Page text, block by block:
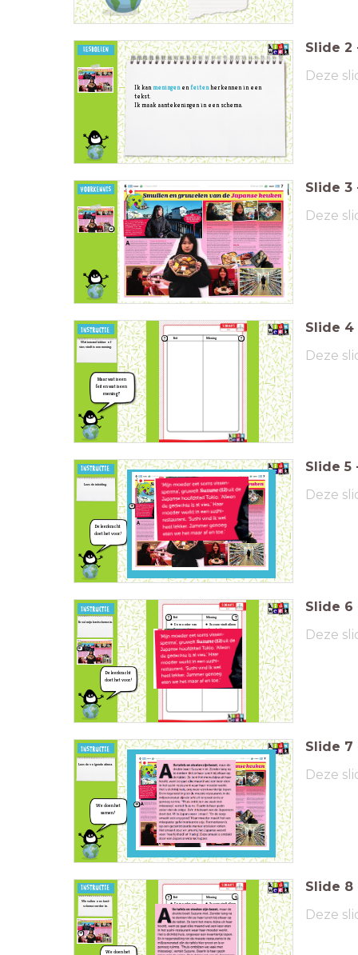
Ik kanmeningen enfeitenherkennen in een
tekst.
Ik maak aantekeningen in een schema.
Slide 2
Deze
Wat vond Suzune
lekkereten en wat
vond ze vies?
Wat zijn
overeenkomsten tussen
jouw eetgewoonten en
die van Suzune?
En wat zijn de
verschillen?
Slide 3
Deze
Maar wat is een
feit en wat is een
mening?
Wat iemand lekker of
vies vindt is een mening.
Feit Mening
Slide 4
Deze
De leerkracht
doet het voor!
Lees de inleiding.
Slide 5
Deze
De leerkracht
doet het voor!
Ik vul mijn kastschema in.
Feit
Mening
De moeder van
Suzune eet soms
vissensperma.
Suzune is 12 jaar
oud.
Suzune komt uit de
Japanse hoofdstad
Tokio.
Suzune's moeder
werkt in een sushi-
restaurant.
Suzune vindt alleen
de gedachte
aanvissensperma
Suzune vindt
sushilekker en ze
vindt het jammer dat
ze het maar af en
toe eet.
Slide 6
Deze
We doen het
samen!
Lees de volgende alinea.
Slide 7
Deze
We doen het
We vullen ons kast-
schema verder in.
Feit
Mening
De moeder van
Suzune eet soms
vissensperma.
Suzune is 12 jaar
oud.
Suzune komt uit de
Japanse hoofdstad
Tokio.
Suzune's moeder
werkt in een sushi-
restaurant.
Suzune vindt alleen
de gedachte
aanvissensperma
vies.
Suzune vindt
sushilekker en ze
vindt het jammer dat
ze het maar af en
toe eet.
Slide 8
Deze